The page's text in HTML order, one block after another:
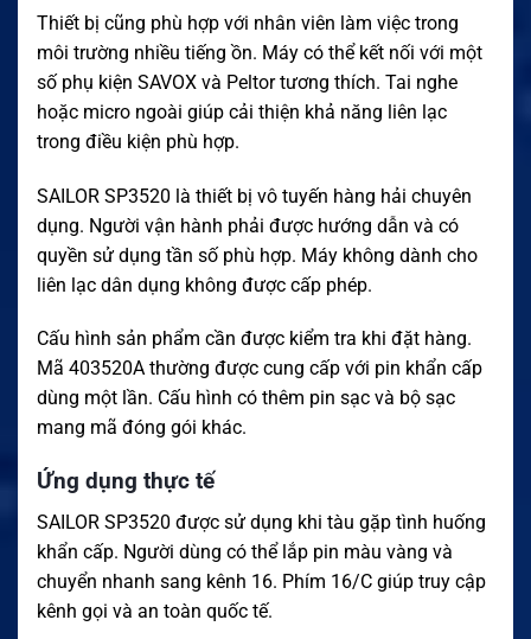
Thiết bị cũng phù hợp với nhân viên làm việc trong
môi trường nhiều tiếng ồn. Máy có thể kết nối với một
số phụ kiện SAVOX và Peltor tương thích. Tai nghe
hoặc micro ngoài giúp cải thiện khả năng liên lạc
trong điều kiện phù hợp.
SAILOR SP3520 là thiết bị vô tuyến hàng hải chuyên
dụng. Người vận hành phải được hướng dẫn và có
quyền sử dụng tần số phù hợp. Máy không dành cho
liên lạc dân dụng không được cấp phép.
Cấu hình sản phẩm cần được kiểm tra khi đặt hàng.
Mã 403520A thường được cung cấp với pin khẩn cấp
dùng một lần. Cấu hình có thêm pin sạc và bộ sạc
mang mã đóng gói khác.
Ứng dụng thực tế
SAILOR SP3520 được sử dụng khi tàu gặp tình huống
khẩn cấp. Người dùng có thể lắp pin màu vàng và
chuyển nhanh sang kênh 16. Phím 16/C giúp truy cập
kênh gọi và an toàn quốc tế.